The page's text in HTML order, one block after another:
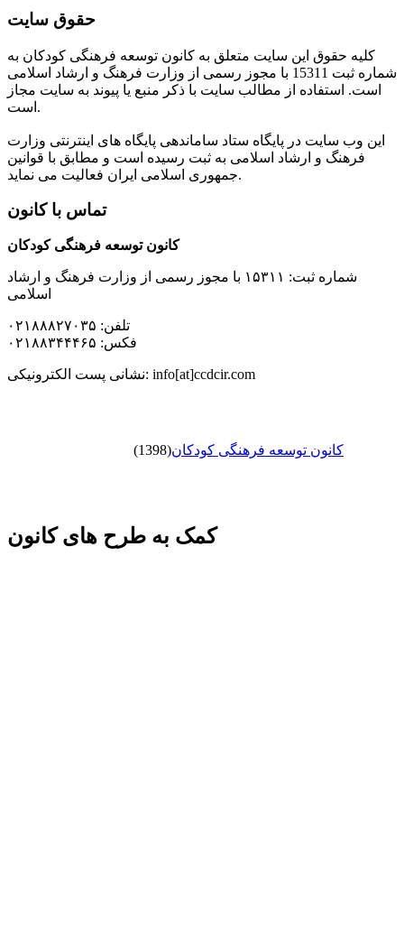
حقوق سایت
کلیه حقوق این سایت متعلق به کانون توسعه فرهنگی کودکان به
شماره ثبت 15311 با مجوز رسمی از وزارت فرهنگ و ارشاد اسلامی
است. استفاده از مطالب سایت با ذکر منبع یا پیوند به سایت مجاز
است.
این وب سایت در پایگاه ستاد ساماندهی پایگاه های اینترنتی وزارت
فرهنگ و ارشاد اسلامی به ثبت رسیده است و مطابق با قوانین
جمهوری اسلامی ایران فعالیت می نماید.
تماس با کانون
کانون توسعه فرهنگی کودکان
شماره ثبت: ۱۵۳۱۱ با مجوز رسمی از وزارت فرهنگ و ارشاد
اسلامی
تلفن: ۰۲۱۸۸۸۲۷۰۳۵
فکس: ۰۲۱۸۸۳۴۴۴۶۵
نشانی پست الکترونیکی: info[at]ccdcir.com
کانون توسعه فرهنگی کودکان(1398)
کمک به طرح های کانون